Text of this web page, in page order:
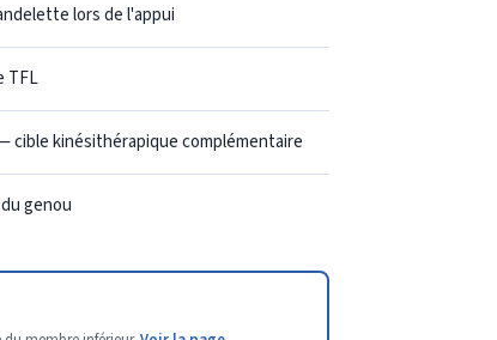
lors de l'appui
TFL
cible kinésithérapique complémentaire
genou